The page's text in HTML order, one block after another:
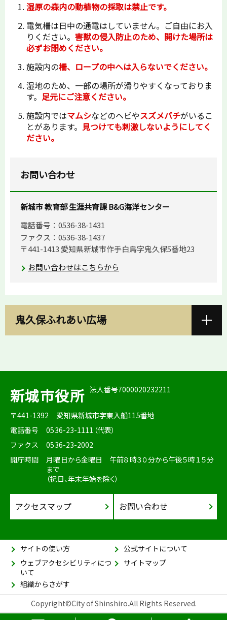
湿原の森内の動植物の採取は禁止です。
電気柵は日中の通電はしていません。ご自由にお入
りください。 害獣の侵入防止のため、開けた場所は
必ずお閉めください。
施設内の柵、ロープの中へは入らないでください。
湿地のため、一部の場所が滑りやすくなっておりま
す。 足元にご注意ください。
施設内ではマムシなどのヘビやスズメバチがいるこ
とがあります。 見つけても刺激しないようにしてく
ださい。
お問い合わせ
新城市 教育部 生涯共育課 B&G海洋センター
電話番号：0536-38-1431
ファクス：0536-38-1437
〒441-1413 愛知県新城市作手白鳥字鬼久保5番地23
お問い合わせはこちらから
鬼久保ふれあい広場
新城市役所 法人番号7000020232211
〒441-1392
愛知県新城市字東入船115番地
電話番号
0536-23-1111（代表）
ファクス
0536-23-2002
開庁時間
月曜日から金曜日 午前８時３０分から午後５時１５分
まで
（祝日、年末年始を除く）
アクセスマップ お問い合わせ
サイトの使い方
公式サイトについて
ウェブアクセシビリティにつ
いて
サイトマップ
組織からさがす
Copyright©City of Shinshiro.All Rights Reserved.